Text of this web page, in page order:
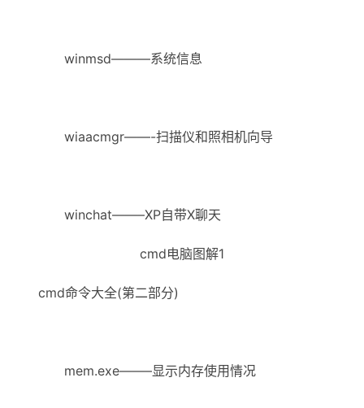
winmsd———系统信息
wiaacmgr——-扫描仪和照相机向导
winchat——–XP自带X聊天
cmd电脑图解1
cmd命令大全(第二部分)
mem.exe——–显示内存使用情况